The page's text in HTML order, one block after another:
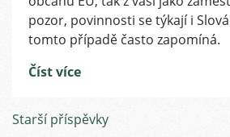
pozor, povinnosti se týkají i
tomto případě často zapomíná.
Číst více
Navigace
Starší příspěvky